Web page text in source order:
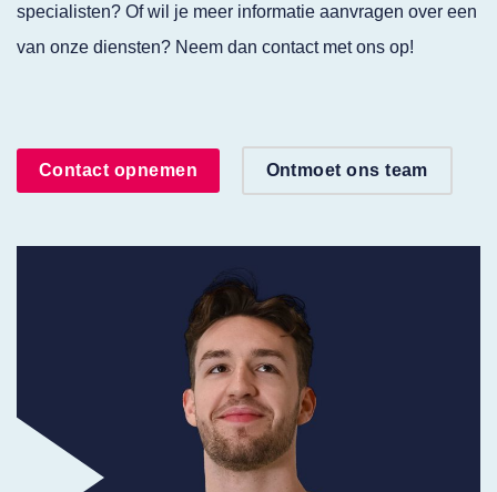
specialisten? Of wil je meer informatie aanvragen over een
van onze diensten? Neem dan contact met ons op!
Contact opnemen Ontmoet ons team